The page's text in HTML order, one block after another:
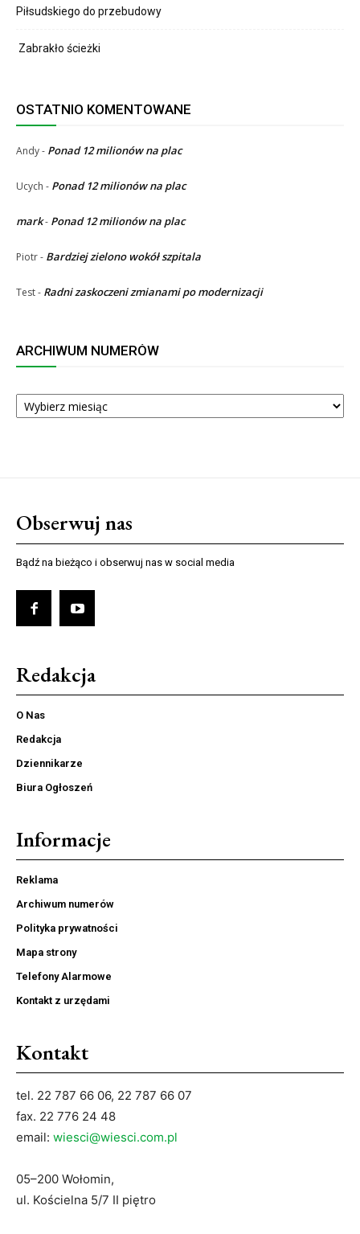
Piłsudskiego do przebudowy
Zabrakło ścieżki
OSTATNIO KOMENTOWANE
Andy- Ponad 12 milionów na plac
Ucych - Ponad 12 milionów na plac
mark- Ponad 12 milionów na plac
Piotr- Bardziej zielono wokół szpitala
Test- Radni zaskoczeni zmianami po modernizacji
ARCHIWUM NUMERÓW
ARCHIWUM
NUMERÓW
Obserwuj nas
Bądź na bieżąco i obserwuj nas w social media
Redakcja
O Nas
Redakcja
Dziennikarze
Biura Ogłoszeń
Informacje
Reklama
Archiwum numerów
Polityka prywatności
Mapa strony
Telefony Alarmowe
Kontakt z urzędami
Kontakt
tel. 22 787 66 06, 22 787 66 07
fax. 22 776 24 48
email: wiesci@wiesci.com.pl
05–200 Wołomin,
ul. Kościelna 5/7 II piętro